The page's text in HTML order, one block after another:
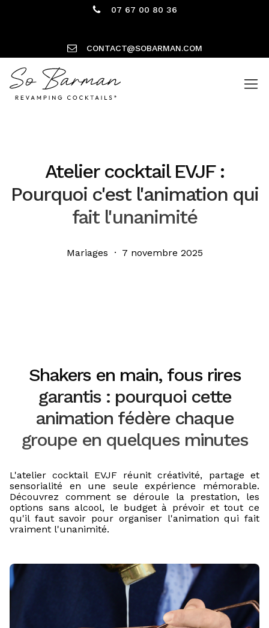
07 67 00 80 36
CONTACT@SOBARMAN.COM
Atelier cocktail EVJF :
Pourquoi c'est l'animation qui
fait l'unanimité
Mariages · 7 novembre 2025
Shakers en main, fous rires
garantis : pourquoi cette
animation fédère chaque
groupe en quelques minutes
L'atelier cocktail EVJF réunit créativité, partage et
sensorialité en une seule expérience mémorable.
Découvrez comment se déroule la prestation, les
options sans alcool, le budget à prévoir et tout ce
qu'il faut savoir pour organiser l'animation qui fait
vraiment l'unanimité.